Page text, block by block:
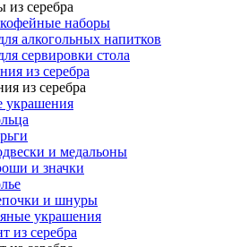
серебра
наборы
алкогольных напитков
сервировки стола
из серебра
из серебра
украшения
и медальоны
и значки
и шнуры
украшения
из серебра